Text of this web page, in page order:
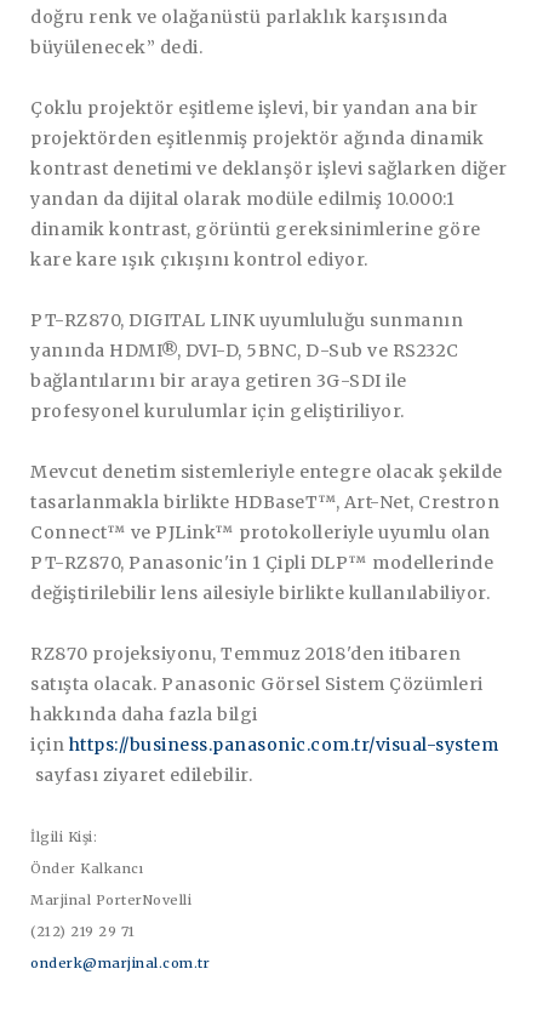
doğru renk ve olağanüstü parlaklık karşısında
büyülenecek” dedi.
Çoklu projektör eşitleme işlevi, bir yandan ana bir
projektörden eşitlenmiş projektör ağında dinamik
kontrast denetimi ve deklanşör işlevi sağlarken diğer
yandan da dijital olarak modüle edilmiş 10.000:1
dinamik kontrast, görüntü gereksinimlerine göre
kare kare ışık çıkışını kontrol ediyor.
PT-RZ870, DIGITAL LINK uyumluluğu sunmanın
yanında HDMI®, DVI-D, 5BNC, D-Sub ve RS232C
bağlantılarını bir araya getiren 3G-SDI ile
profesyonel kurulumlar için geliştiriliyor.
Mevcut denetim sistemleriyle entegre olacak şekilde
tasarlanmakla birlikte HDBaseT™, Art-Net, Crestron
Connect™ ve PJLink™ protokolleriyle uyumlu olan
PT-RZ870, Panasonic'in 1 Çipli DLP™ modellerinde
değiştirilebilir lens ailesiyle birlikte kullanılabiliyor.
RZ870 projeksiyonu, Temmuz 2018'den itibaren
satışta olacak. Panasonic Görsel Sistem Çözümleri
hakkında daha fazla bilgi
için https://business.panasonic.com.tr/visual-system
sayfası ziyaret edilebilir.
İlgili Kişi:
Önder Kalkancı
Marjinal PorterNovelli
(212) 219 29 71
onderk@marjinal.com.tr